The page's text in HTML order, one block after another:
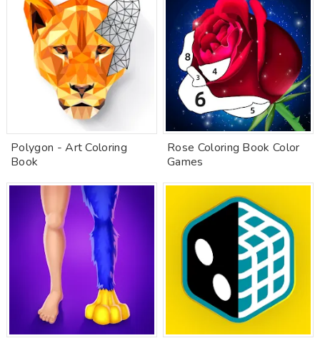
Polygon - Art Coloring
Book
Rose Coloring Book Color
Games